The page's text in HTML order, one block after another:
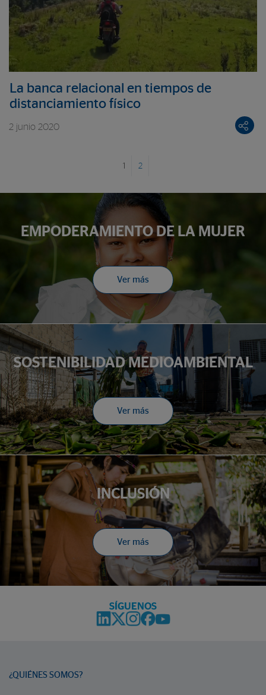
La banca relacional en tiempos de
distanciamiento físico
2 junio 2020
1 2
EMPODERAMIENTO DE LA MUJER
Ver más
SOSTENIBILIDAD MEDIOAMBIENTAL
Ver más
INCLUSIÓN
Ver más
SÍGUENOS
¿QUIÉNES SOMOS?